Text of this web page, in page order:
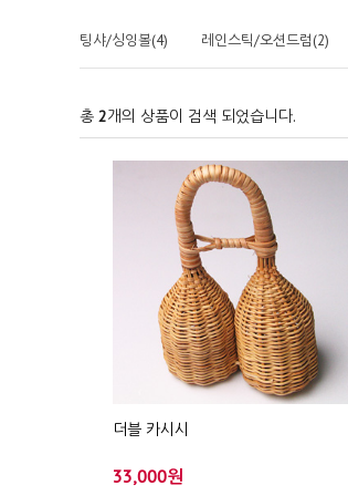
팅샤/싱잉볼(4) 레인스틱/오션드럼(2)
총 2개의 상품이 검색 되었습니다.
더블 카시시
33,000원